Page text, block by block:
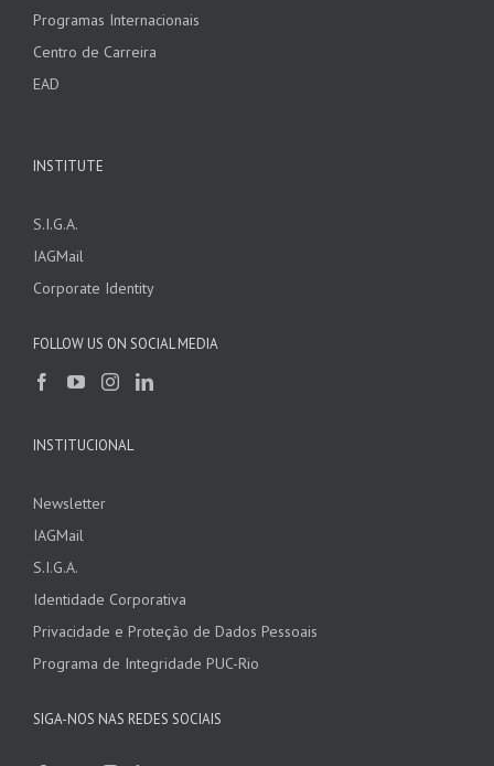
Programas Internacionais
Centro de Carreira
EAD
INSTITUTE
S.I.G.A.
IAGMail
Corporate Identity
FOLLOW US ON SOCIAL MEDIA
INSTITUCIONAL
Newsletter
IAGMail
S.I.G.A.
Identidade Corporativa
Privacidade e Proteção de Dados Pessoais
Programa de Integridade PUC-Rio
SIGA-NOS NAS REDES SOCIAIS